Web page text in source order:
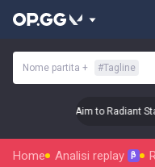
Nome partita + #Tagline
Level Up Your Aim to Radiant
Home Analisi replay β